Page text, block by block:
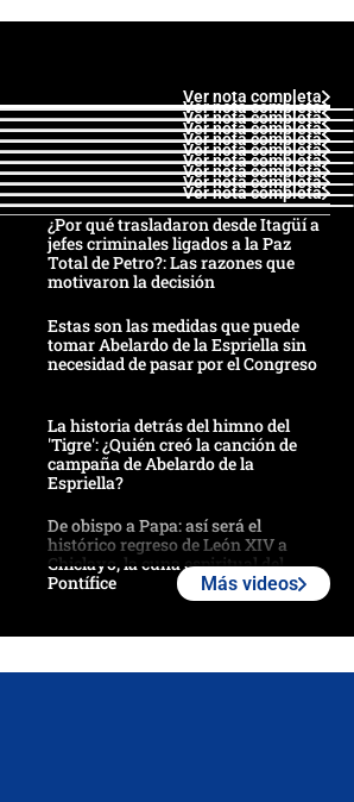
Ver nota completa
Ver nota completa
Ver nota completa
Ver nota completa
Ver nota completa
Ver nota completa
Ver nota completa
Ver nota completa
Ver nota completa
Ver nota completa
¿Por qué trasladaron desde Itagüí a
jefes criminales ligados a la Paz
Total de Petro?: Las razones que
motivaron la decisión
Estas son las medidas que puede
tomar Abelardo de la Espriella sin
necesidad de pasar por el Congreso
La historia detrás del himno del
'Tigre': ¿Quién creó la canción de
campaña de Abelardo de la
Espriella?
De obispo a Papa: así será el
histórico regreso de León XIV a
Chiclayo, la cuna espiritual del
Pontífice
Más videos